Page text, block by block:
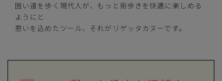
固い道を歩く現代人が、もっと街歩きを快適に楽しめる
ようにと
思いを込めたツール、それがリゲッタカヌーです。